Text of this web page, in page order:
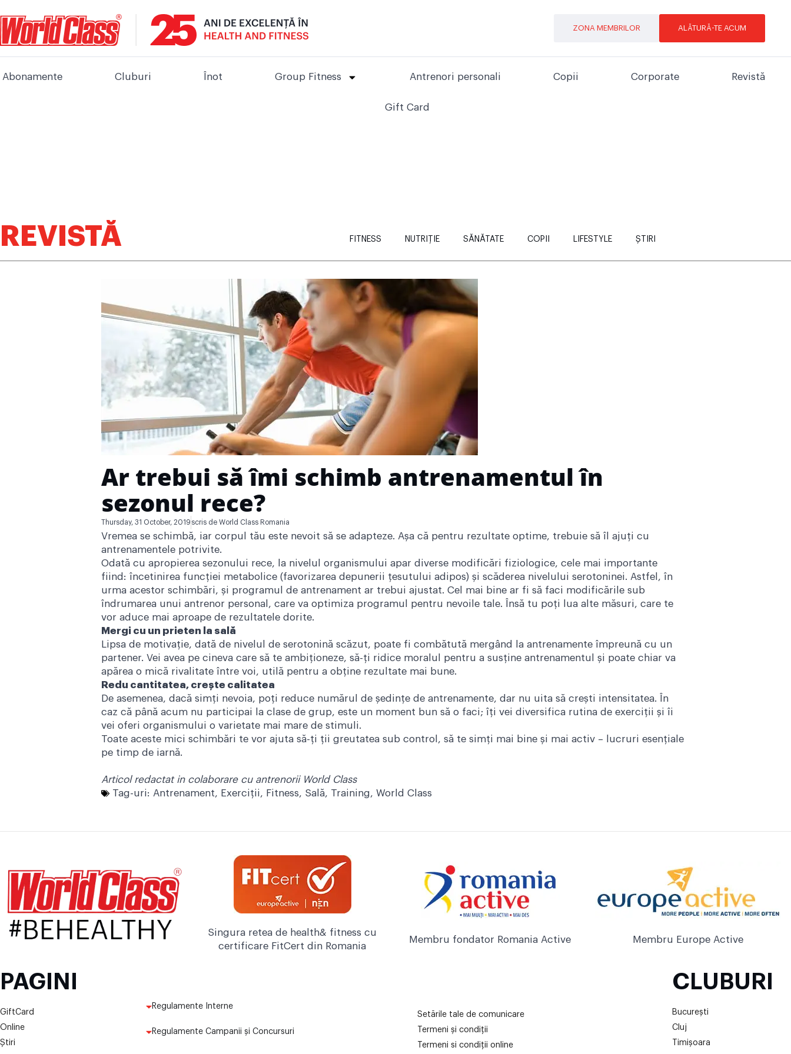
ZONA MEMBRILOR ALĂTURĂ-TE ACUM
Abonamente Cluburi Înot Group Fitness Antrenori personali Copii Corporate Revistă
Gift Card
REVISTĂ FITNESS NUTRIȚIE SĂNĂTATE COPII LIFESTYLE ȘTIRI
Ar trebui să îmi schimb antrenamentul în
sezonul rece?
Thursday, 31 October, 2019 scris de World Class Romania
Vremea se schimbă, iar corpul tău este nevoit să se adapteze. Așa că pentru rezultate optime, trebuie să îl ajuți cu
antrenamentele potrivite.
Odată cu apropierea sezonului rece, la nivelul organismului apar diverse modificări fiziologice, cele mai importante
fiind: încetinirea funcției metabolice (favorizarea depunerii țesutului adipos) și scăderea nivelului serotoninei. Astfel, în
urma acestor schimbări, și programul de antrenament ar trebui ajustat. Cel mai bine ar fi să faci modificările sub
îndrumarea unui antrenor personal, care va optimiza programul pentru nevoile tale. Însă tu poți lua alte măsuri, care te
vor aduce mai aproape de rezultatele dorite.
Mergi cu un prieten la sală
Lipsa de motivație, dată de nivelul de serotonină scăzut, poate fi combătută mergând la antrenamente împreună cu un
partener. Vei avea pe cineva care să te ambiționeze, să-ți ridice moralul pentru a susține antrenamentul și poate chiar va
apărea o mică rivalitate între voi, utilă pentru a obține rezultate mai bune.
Redu cantitatea, crește calitatea
De asemenea, dacă simți nevoia, poți reduce numărul de ședințe de antrenamente, dar nu uita să crești intensitatea. În
caz că până acum nu participai la clase de grup, este un moment bun să o faci; îți vei diversifica rutina de exerciții și îi
vei oferi organismului o varietate mai mare de stimuli.
Toate aceste mici schimbări te vor ajuta să-ți ții greutatea sub control, să te simți mai bine și mai activ – lucruri esențiale
pe timp de iarnă.
Articol redactat in colaborare cu antrenorii World Class
Tag-uri: Antrenament, Exerciţii, Fitness, Sală, Training, World Class
Singura retea de health& fitness cu
certificare FitCert din Romania
Membru fondator Romania Active Membru Europe Active
PAGINI
GiftCard
Online
Știri
Regulamente Interne
Regulamente Campanii și Concursuri
Setările tale de comunicare
Termeni și condiții
Termeni si condiții online
CLUBURI
București
Cluj
Timișoara